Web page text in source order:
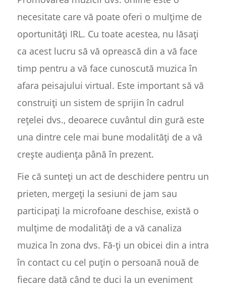
necesitate care vă poate oferi o mulțime de
oportunități IRL. Cu toate acestea, nu lăsați
ca acest lucru să vă oprească din a vă face
timp pentru a vă face cunoscută muzica în
afara peisajului virtual. Este important să vă
construiți un sistem de sprijin în cadrul
rețelei dvs., deoarece cuvântul din gură este
una dintre cele mai bune modalități de a vă
crește audiența până în prezent.
Fie că sunteți un act de deschidere pentru un
prieten, mergeți la sesiuni de jam sau
participați la microfoane deschise, există o
mulțime de modalități de a vă canaliza
muzica în zona dvs. Fă-ți un obicei din a intra
în contact cu cel puțin o persoană nouă de
fiecare dată când te duci la un eveniment